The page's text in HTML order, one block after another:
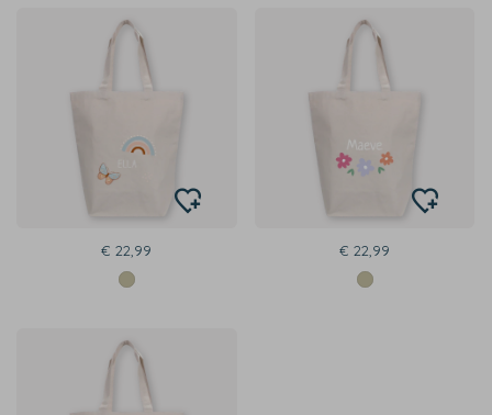
€ 22,99 € 22,99